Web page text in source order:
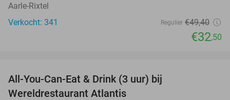
Aarle-Rixtel
Verkocht: 341
Regulier €49,40
€32,50
All-You-Can-Eat & Drink (3 uur) bij
Wereldrestaurant Atlantis